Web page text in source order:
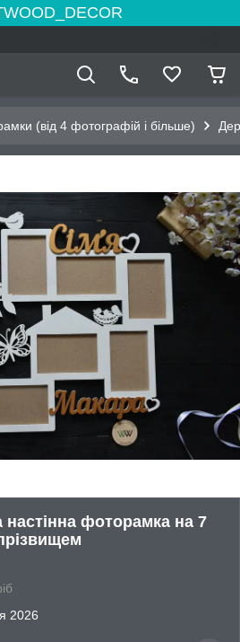
(від 4 фотографій і більше)
фоторамка на 7
2026